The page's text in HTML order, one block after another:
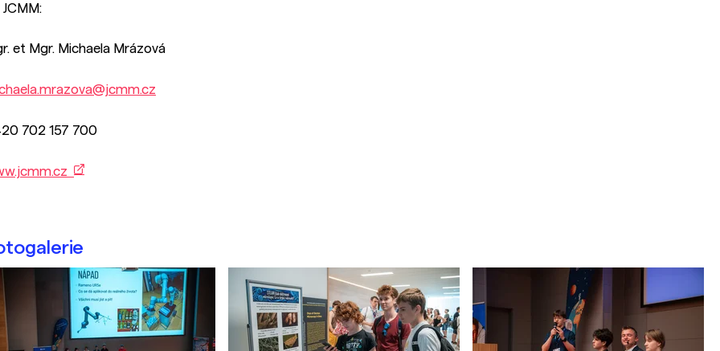
et Mgr. Michaela Mrázová
702 157 700